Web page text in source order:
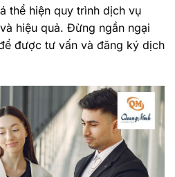
thể hiện quy trình dịch vụ
hiệu quả. Đừng ngần ngại
được tư vấn và đăng ký dịch